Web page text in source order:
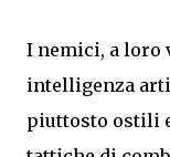
I nemici, a loro
intelligenza
piuttosto ostili